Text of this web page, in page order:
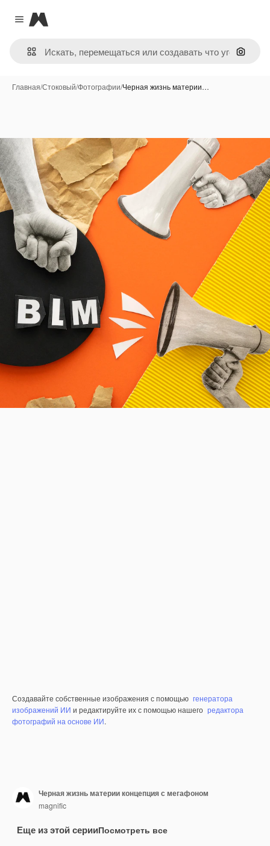
Close menu
Magnific
Поиск
Главная/Стоковый/Фотографии/Черная жизнь материи…
Создавайте собственные изображения с помощью генератора
изображений ИИ и редактируйте их с помощью нашего редактора
фотографий на основе ИИ.
Черная жизнь материи концепция с мегафоном
magnific
Еще из этой серииПосмотреть все